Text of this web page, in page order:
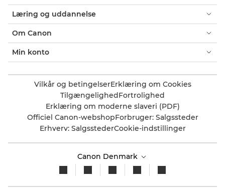
Læring og uddannelse
Om Canon
Min konto
Vilkår og betingelserErklæring om Cookies
TilgængelighedFortrolighed
Erklæring om moderne slaveri (PDF)
Officiel Canon-webshopForbruger: Salgssteder
Erhverv: SalgsstederCookie-indstillinger
Canon Denmark